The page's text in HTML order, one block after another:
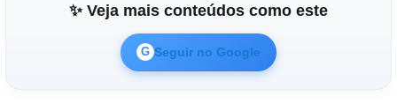
✨ Veja mais conteúdos como este
G Seguir no Google